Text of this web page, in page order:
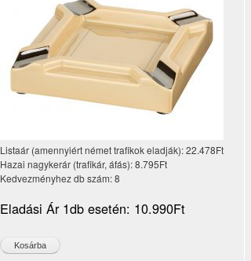
Listaár (amennyiért német trafikok eladják):22.478Ft
Hazai nagykerár (trafikár, áfás):8.795Ft
Kedvezményhez db szám:8
Eladási Ár 1db esetén: 10.990Ft